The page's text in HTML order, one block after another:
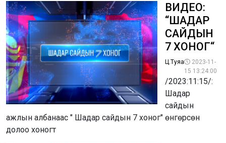
ВИДЕО:
“ШАДАР
САЙДЫН
7 ХОНОГ“
Ц.Туяа
2023-11-
15 13:24:00
/2023:11:15/:
Шадар
сайдын
ажлын албанаас " Шадар сайдын 7 хоног" өнгөрсөн
долоо хоногт